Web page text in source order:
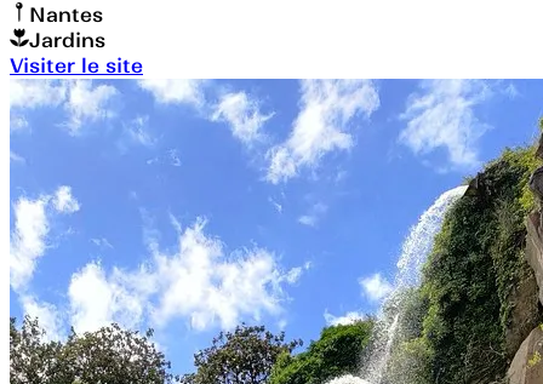
Nantes
Jardins
Visiter le site